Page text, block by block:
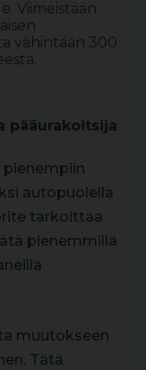
Viimeistään
vähintään 300
pääurakoitsija
pienempiin
autopuolella
tarkoittaa
pienemmillä
muutokseen
Tätä